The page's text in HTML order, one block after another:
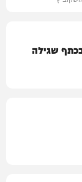
שגילה